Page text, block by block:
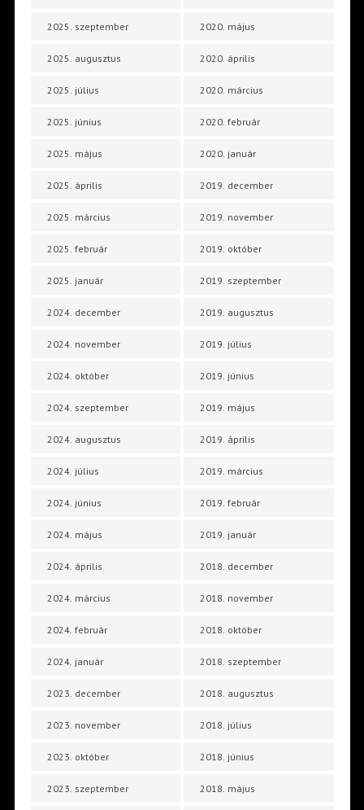
2025. szeptember
2025. augusztus
2025. július
2025. június
2025. május
2025. április
2025. március
2025. február
2025. január
2024. december
2024. november
2024. október
2024. szeptember
2024. augusztus
2024. július
2024. június
2024. május
2024. április
2024. március
2024. február
2024. január
2023. december
2023. november
2023. október
2023. szeptember
2020. május
2020. április
2020. március
2020. február
2020. január
2019. december
2019. november
2019. október
2019. szeptember
2019. augusztus
2019. július
2019. június
2019. május
2019. április
2019. március
2019. február
2019. január
2018. december
2018. november
2018. október
2018. szeptember
2018. augusztus
2018. július
2018. június
2018. május